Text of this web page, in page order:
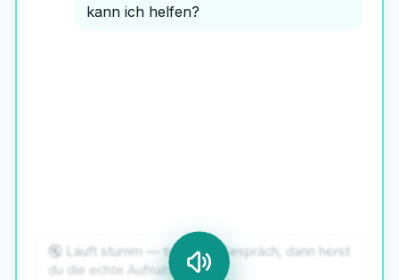
kann ich helfen?
🔇 Läuft stumm — tipp aufs Gespräch, dann hörst
du die echte Aufnahme.